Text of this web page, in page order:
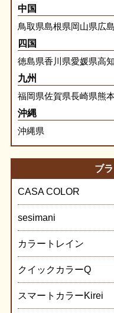
中国
鳥取県島根県岡山県広
四国
徳島県香川県愛媛県高
九州
福岡県佐賀県長崎県熊
沖縄
沖縄県
ブ
CASA COLOR
sesimani
カラートレイン
クイックカラーQ
スマートカラーKirei